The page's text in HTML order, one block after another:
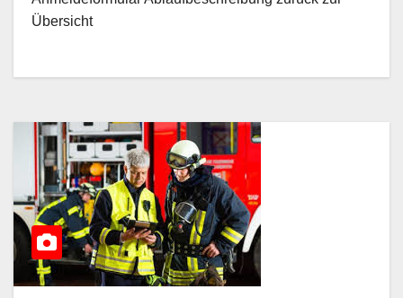
Übersicht